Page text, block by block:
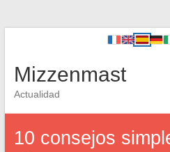
Mizzenmast
Actualidad
10 consejos